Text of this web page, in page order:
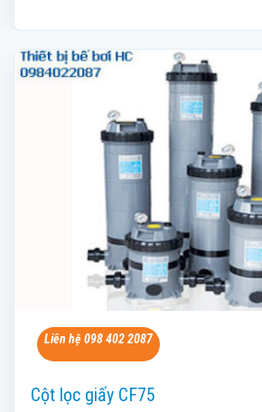
Liên hệ 098 402 2087
Cột lọc giấy CF75